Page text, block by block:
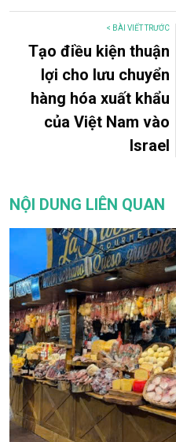
< BÀI VIẾT TRƯỚC
Tạo điều kiện thuận
lợi cho lưu chuyển
hàng hóa xuất khẩu
của Việt Nam vào
Israel
NỘI DUNG LIÊN QUAN